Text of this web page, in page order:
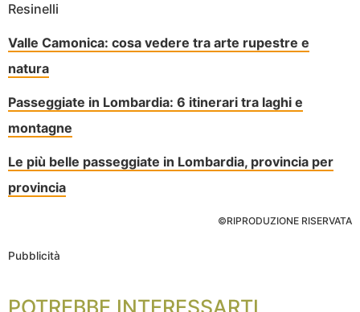
Resinelli
Valle Camonica: cosa vedere tra arte rupestre e
natura
Passeggiate in Lombardia: 6 itinerari tra laghi e
montagne
Le più belle passeggiate in Lombardia, provincia per
provincia
©RIPRODUZIONE RISERVATA
Pubblicità